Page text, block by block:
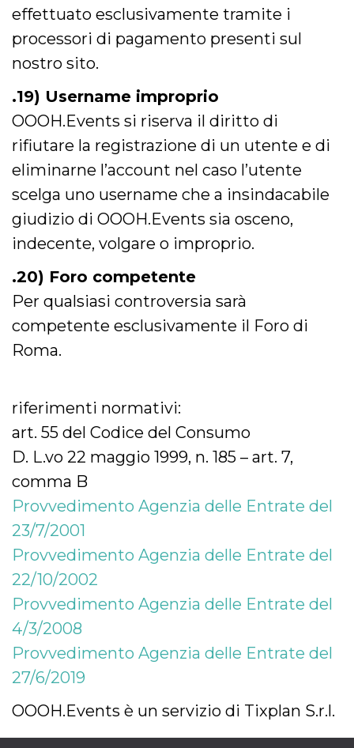
effettuato esclusivamente tramite i
processori di pagamento presenti sul
nostro sito.
.19) Username improprio
OOOH.Events si riserva il diritto di
rifiutare la registrazione di un utente e di
eliminarne l’account nel caso l’utente
scelga uno username che a insindacabile
giudizio di OOOH.Events sia osceno,
indecente, volgare o improprio.
.20) Foro competente
Per qualsiasi controversia sarà
competente esclusivamente il Foro di
Roma.
riferimenti normativi:
art. 55 del Codice del Consumo
D. L.vo 22 maggio 1999, n. 185 – art. 7,
comma B
Provvedimento Agenzia delle Entrate del
23/7/2001
Provvedimento Agenzia delle Entrate del
22/10/2002
Provvedimento Agenzia delle Entrate del
4/3/2008
Provvedimento Agenzia delle Entrate del
27/6/2019
OOOH.Events è un servizio di Tixplan S.r.l.